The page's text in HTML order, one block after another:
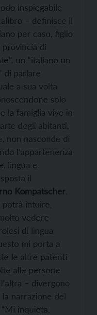
inspiegabile
– definisce il
per caso, figlio
provincia di
un “italiano un
di parlare
a sua volta
solo
la famiglia vive in
degli abitanti,
non nasconde di
l’appartenenza
lingua e
il
Kompatscher.
intuire,
vedere
di lingua
mi porta a
le altre patenti
alle persone
– divergono
narrazione del
inquieta,